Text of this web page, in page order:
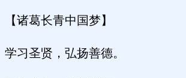
【诸葛长青中国梦】
学习圣贤，弘扬善德。